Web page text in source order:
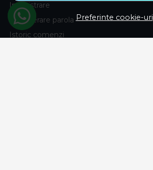
Preferinte cookie-uri
Inregistrare
Recuperare parola
Istoric comenzi